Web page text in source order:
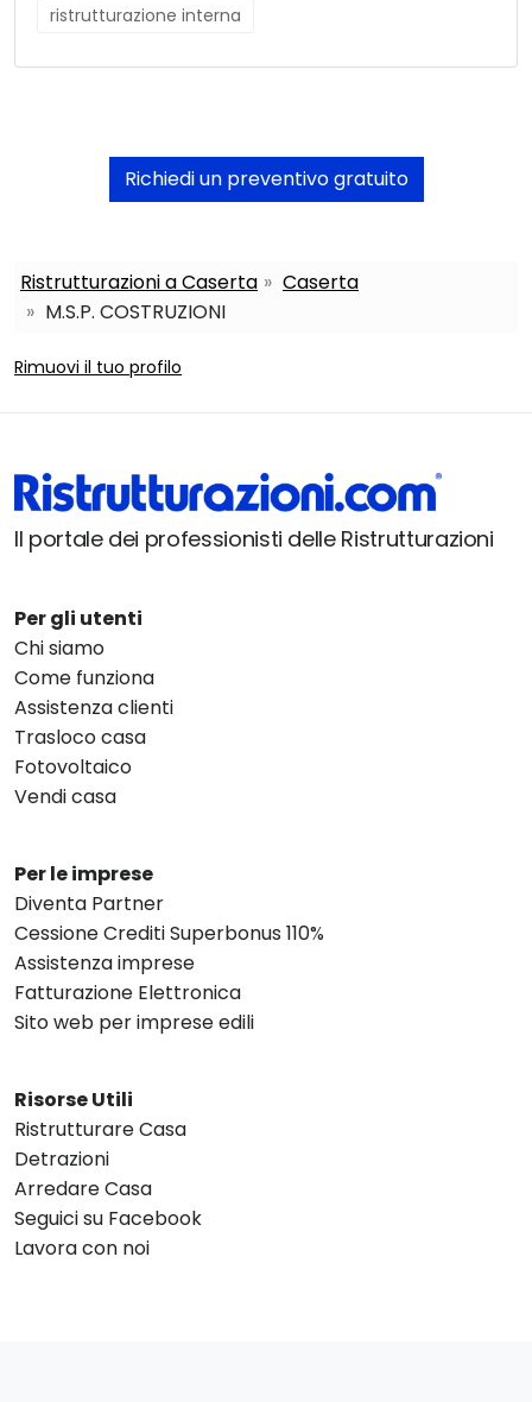
ristrutturazione interna
Richiedi un preventivo gratuito
Ristrutturazioni a Caserta
Caserta
M.S.P. COSTRUZIONI
Rimuovi il tuo profilo
Il portale dei professionisti delle Ristrutturazioni
Per gli utenti
Chi siamo
Come funziona
Assistenza clienti
Trasloco casa
Fotovoltaico
Vendi casa
Per le imprese
Diventa Partner
Cessione Crediti Superbonus 110%
Assistenza imprese
Fatturazione Elettronica
Sito web per imprese edili
Risorse Utili
Ristrutturare Casa
Detrazioni
Arredare Casa
Seguici su Facebook
Lavora con noi